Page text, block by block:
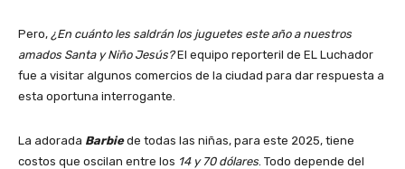
Pero, ¿En cuánto les saldrán los juguetes este año a nuestros
amados Santa y Niño Jesús?El equipo reporteril de EL Luchador
fue a visitar algunos comercios de la ciudad para dar respuesta a
esta oportuna interrogante.
La adorada Barbiede todas las niñas, para este 2025, tiene
costos que oscilan entre los 14 y 70 dólares . Todo depende del